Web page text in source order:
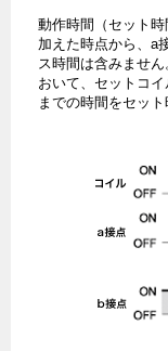
動作時間（セット
加えた時点から、a
ス時間は含みませ
おいて、セットコ
までの時間をセット